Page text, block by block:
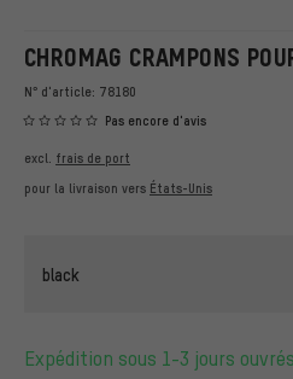
CHROMAG CRAMPONS
N° d'article: 78180
Pas encore d'avis
excl. frais de port
pour la livraison vers États-Unis
black
Expédition sous 1-3 jours ouvrés